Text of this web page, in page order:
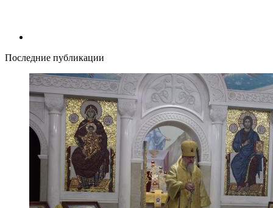
Последние публикации